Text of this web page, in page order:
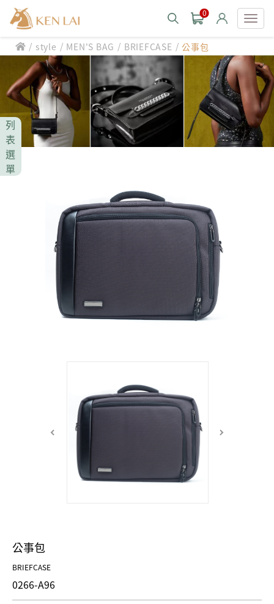
0
款式分類 style
男士包款 MEN'S BAG
男士夾款 MEN'S WALLET
男士皮帶 MEN'S BELT
中性商品 UNISEX BAG/SLG
皮革保養 LEATHER CARE
CHIARUGI
男士包款 MEN'S BAG
男士夾款 MEN'S WALLET
男士皮帶 MEN'S BELT
女士包款 LADIES' BAG
女士夾款 LADIES' WALLET
中性商品 UNISEX BAG/SLG
關於 CHIARUGI
CUMAR
男士皮帶 MEN'S BELT
女士包款 LADIES' BAG
女士夾款 LADIES' WALLET
中性商品 UNISEX BAG/SLG
關於 CUMAR
Roberta di Camerino
男士夾款 MEN'S WALLET
男士皮帶 MEN'S BELT
女士包款 LADIES' BAG
女士夾款 LADIES' WALLET
中性商品 UNISEX BAG/SLG
男士包款 MEN'S BAG
男士夾款 MEN'S WALLET
男士皮帶 MEN'S BELT
女士包款 LADIES' BAG
女士夾款 LADIES' WALLET
期間限定 limited edition
珍藏 THE BRIDGE (TB SPECIAL)
男士包款 MEN'S BAG
男士夾款 MEN'S WALLET
中性商品 UNISEX BAG/SLG
/ style / MEN'S BAG / BRIEFCASE / 公事包
列
表
選
單
公事包
BRIEFCASE
0266-A96